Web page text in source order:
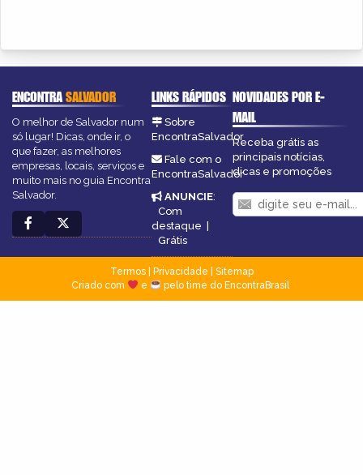
ENCONTRASALVADOR
O melhor de Salvador num
só lugar! Dicas, onde ir, o
que fazer, as melhores
empresas, locais, serviços e
muito mais no guia Encontra
Salvador.
LINKS RÁPIDOS
Sobre
EncontraSalvador
Fale com o
EncontraSalvador
ANUNCIE:
Com
destaque |
Grátis
NOVIDADES POR E-
MAIL
Receba grátis as
principais notícias,
dicas e promoções
Termos| Privacidade
Sitemap
Criado com
e pelo time do EncontraBrasil